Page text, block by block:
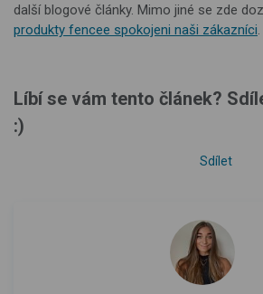
další blogové články. Mimo jiné se zde
produkty fencee spokojeni naši zákazníci.
Líbí se vám tento článek?
:)
Sdílet